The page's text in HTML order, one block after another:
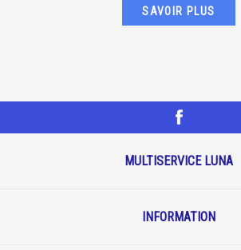
SAVOIR PLUS
MULTISERVICE LUNA
INFORMATION